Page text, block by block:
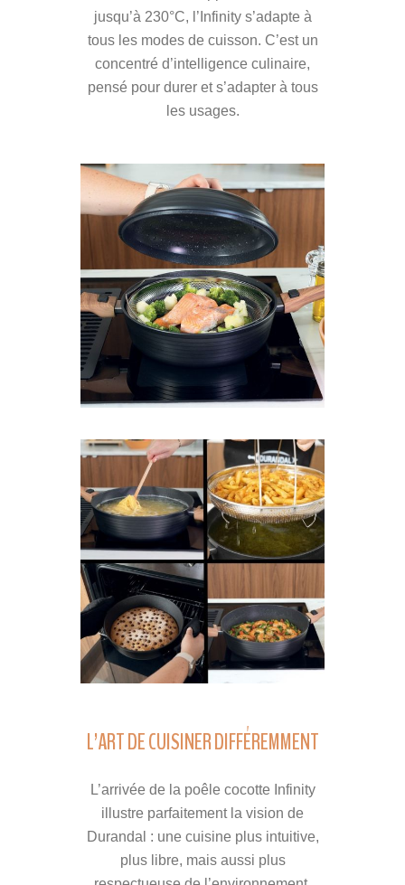
jusqu’à 230°C, l’Infinity s’adapte à
tous les modes de cuisson. C’est un
concentré d’intelligence culinaire,
pensé pour durer et s’adapter à tous
les usages.
L’ART DE CUISINER DIFFÉREMMENT
L’arrivée de la poêle cocotte Infinity
illustre parfaitement la vision de
Durandal : une cuisine plus intuitive,
plus libre, mais aussi plus